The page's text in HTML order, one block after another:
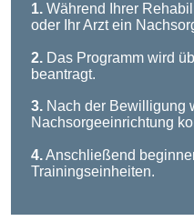
1. Während Ihrer
oder Ihr Arzt ein
2. Das Programm wird
beantragt.
3. Nach der Bewilligung
Nachsorgeeinrichtung
4.Anschließend
Trainingseinheiten.